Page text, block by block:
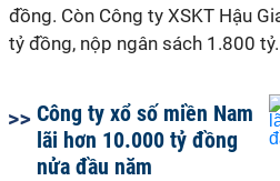
đồng. Còn Công ty XSKT Hậu
tỷ đồng, nộp ngân sách 1.800 tỷ.
Công ty xổ số miền Nam
lãi hơn 10.000 tỷ đồng
nửa đầu năm